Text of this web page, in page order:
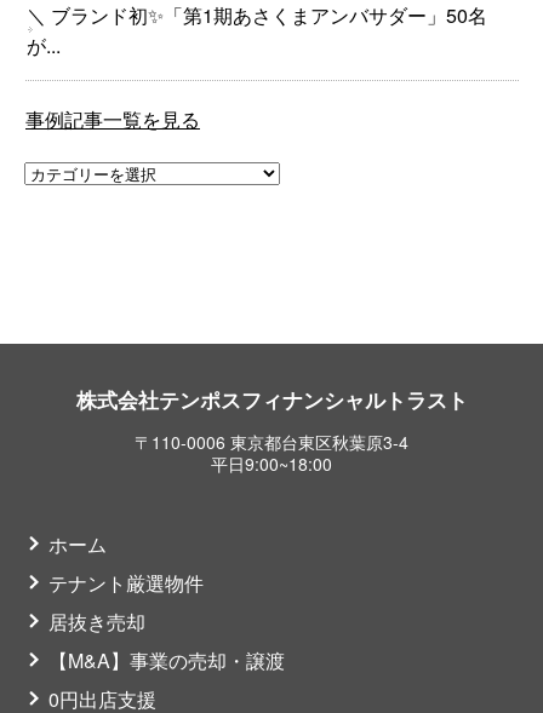
＼ ブランド初✨「第1期あさくまアンバサダー」50名
が...
事例記事一覧を見る
株式会社テンポスフィナンシャルトラスト
〒110-0006 東京都台東区秋葉原3-4
平日9:00~18:00
ホーム
テナント厳選物件
居抜き売却
【M&A】事業の売却・譲渡
0円出店支援